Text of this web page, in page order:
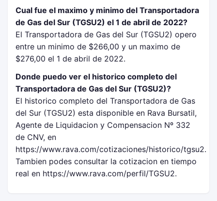
Cual fue el maximo y minimo del Transportadora
de Gas del Sur (TGSU2) el 1 de abril de 2022?
El Transportadora de Gas del Sur (TGSU2) opero
entre un minimo de $266,00 y un maximo de
$276,00 el 1 de abril de 2022.
Donde puedo ver el historico completo del
Transportadora de Gas del Sur (TGSU2)?
El historico completo del Transportadora de Gas
del Sur (TGSU2) esta disponible en Rava Bursatil,
Agente de Liquidacion y Compensacion Nº 332
de CNV, en
https://www.rava.com/cotizaciones/historico/tgsu2.
Tambien podes consultar la cotizacion en tiempo
real en https://www.rava.com/perfil/TGSU2.